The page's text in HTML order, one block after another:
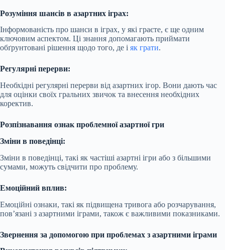
Розуміння шансів в азартних іграх:
Інформованість про шанси в іграх, у які граєте, є ще одним
ключовим аспектом. Ці знання допомагають приймати
обґрунтовані рішення щодо того, де і як грати.
Регулярні перерви:
Необхідні регулярні перерви від азартних ігор. Вони дають час
для оцінки своїх гральних звичок та внесення необхідних
коректив.
Розпізнавання ознак проблемної азартної гри
Зміни в поведінці:
Зміни в поведінці, такі як частіші азартні ігри або з більшими
сумами, можуть свідчити про проблему.
Емоційний вплив:
Емоційні ознаки, такі як підвищена тривога або розчарування,
пов’язані з азартними іграми, також є важливими показниками.
Звернення за допомогою при проблемах з азартними іграми